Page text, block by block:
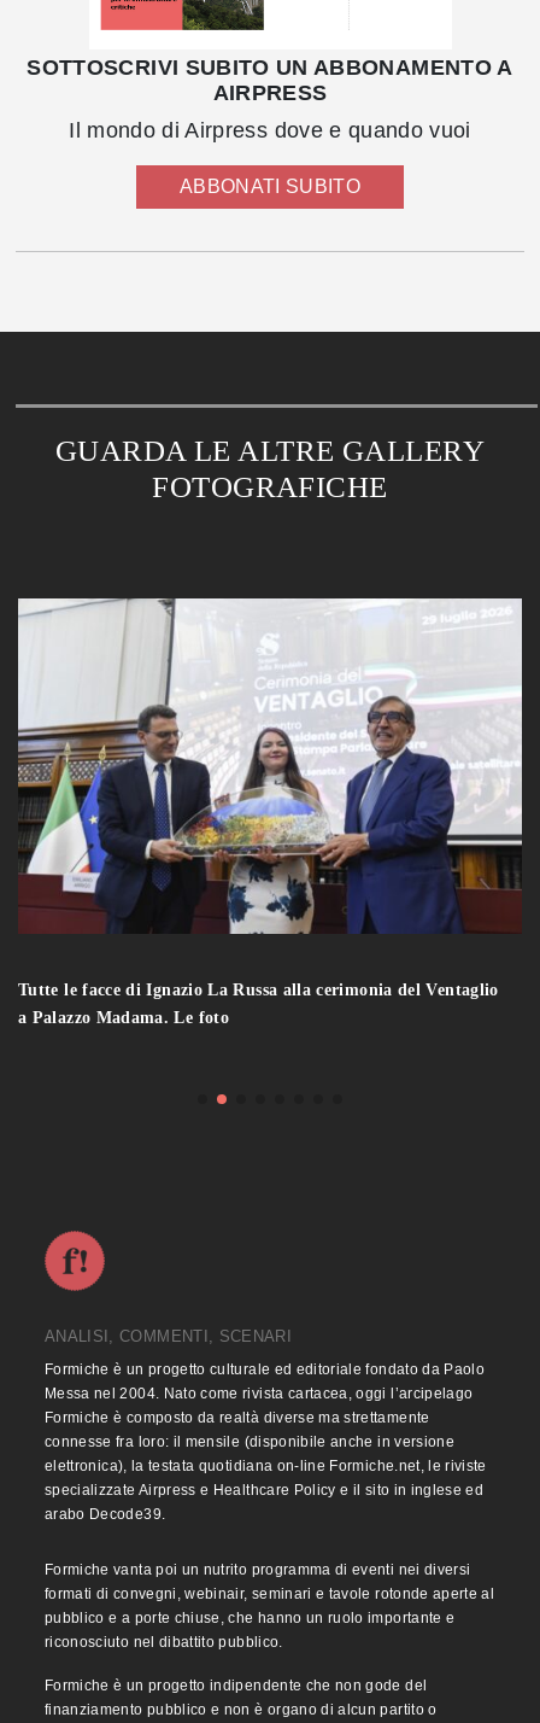
SOTTOSCRIVI SUBITO UN ABBONAMENTO A
AIRPRESS
Il mondo di Airpress dove e quando vuoi
ABBONATI SUBITO
GUARDA LE ALTRE GALLERY
FOTOGRAFICHE
Tutte le facce di Ignazio La Russa alla cerimonia del Ventaglio
a Palazzo Madama. Le foto
ANALISI, COMMENTI, SCENARI
Formiche è un progetto culturale ed editoriale fondato da Paolo
Messa nel 2004. Nato come rivista cartacea, oggi l’arcipelago
Formiche è composto da realtà diverse ma strettamente
connesse fra loro: il mensile (disponibile anche in versione
elettronica), la testata quotidiana on-line Formiche.net, le riviste
specializzate Airpress e Healthcare Policy e il sito in inglese ed
arabo Decode39.
Formiche vanta poi un nutrito programma di eventi nei diversi
formati di convegni, webinair, seminari e tavole rotonde aperte al
pubblico e a porte chiuse, che hanno un ruolo importante e
riconosciuto nel dibattito pubblico.
Formiche è un progetto indipendente che non gode del
finanziamento pubblico e non è organo di alcun partito o